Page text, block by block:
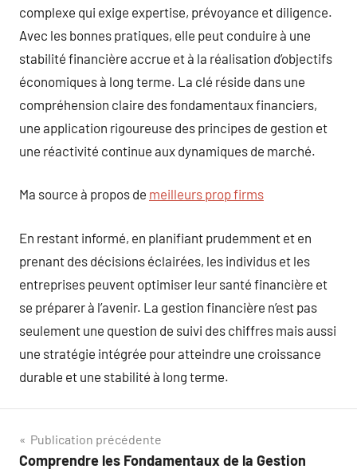
complexe qui exige expertise, prévoyance et diligence.
Avec les bonnes pratiques, elle peut conduire à une
stabilité financière accrue et à la réalisation d’objectifs
économiques à long terme. La clé réside dans une
compréhension claire des fondamentaux financiers,
une application rigoureuse des principes de gestion et
une réactivité continue aux dynamiques de marché.
Ma source à propos de meilleurs prop firms
En restant informé, en planifiant prudemment et en
prenant des décisions éclairées, les individus et les
entreprises peuvent optimiser leur santé financière et
se préparer à l’avenir. La gestion financière n’est pas
seulement une question de suivi des chiffres mais aussi
une stratégie intégrée pour atteindre une croissance
durable et une stabilité à long terme.
Navigation
Publication précédente
Comprendre les Fondamentaux de la Gestion